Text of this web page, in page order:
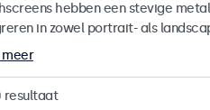
hebben een stevige
in zowel portrait- als
meer
resultaat